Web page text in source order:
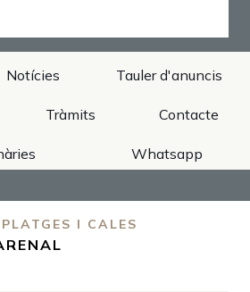
Notícies Tauler d'anuncis
Tràmits Contacte
Whatsapp
PLATGES I CALES